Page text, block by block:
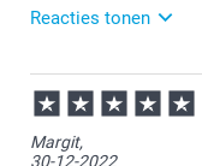
Reacties tonen
27-02-2025
12:15
Bedankt voor
Margit,
30-12-2022